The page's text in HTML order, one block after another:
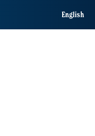
English